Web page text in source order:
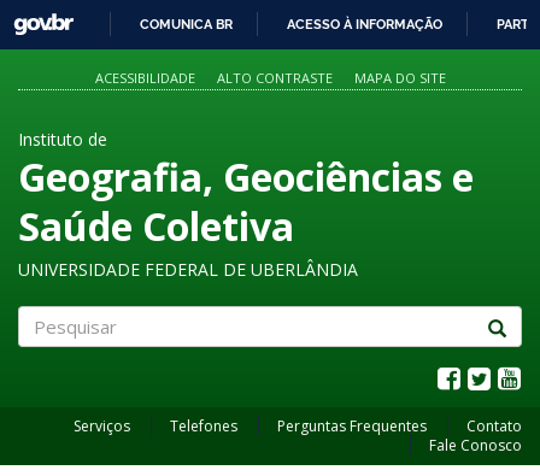
PARA
O
GOVBR
COMUNICA BR ACESSO À INFORMAÇÃO
ACESSIBILIDADE ALTO CONTRASTE MAPA DO SITE
Instituto de
Geografia, Geociências e
Saúde Coletiva
UNIVERSIDADE FEDERAL DE UBERLÂNDIA
Serviços Telefones Perguntas Frequentes
Contato
Fale Conosco